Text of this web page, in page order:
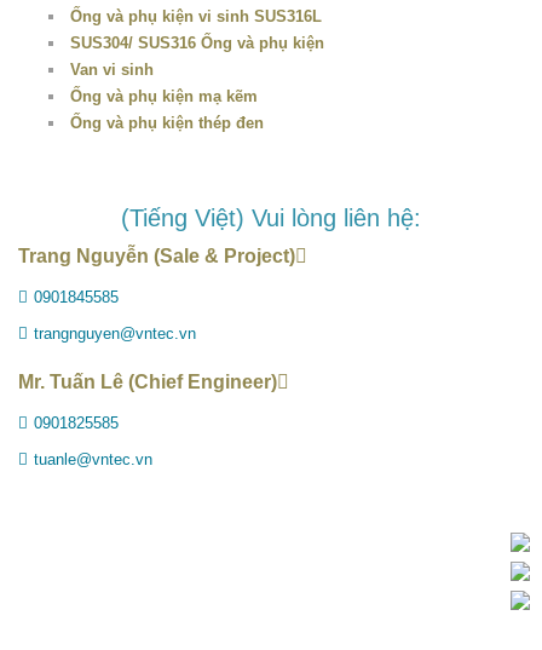
Ống và phụ kiện vi sinh SUS316L
SUS304/ SUS316 Ống và phụ kiện
Van vi sinh
Ống và phụ kiện mạ kẽm
Ống và phụ kiện thép đen
(Tiếng Việt) Vui lòng liên hệ:
Trang Nguyễn (Sale & Project)
0901845585
trangnguyen@vntec.vn
Mr. Tuấn Lê (Chief Engineer)
0901825585
tuanle@vntec.vn